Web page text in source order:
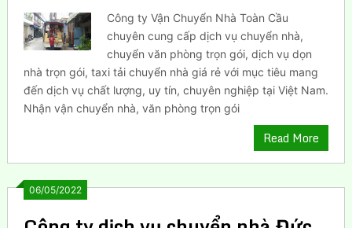
Công ty Vận Chuyển Nhà Toàn Cầu
chuyên cung cấp dịch vụ chuyển nhà,
chuyển văn phòng trọn gói, dịch vụ dọn
nhà trọn gói, taxi tải chuyển nhà giá rẻ với mục tiêu mang
đến dịch vụ chất lượng, uy tín, chuyên nghiệp tại Việt Nam.
Nhận vận chuyển nhà, văn phòng trọn gói
Read More
06/05/2022